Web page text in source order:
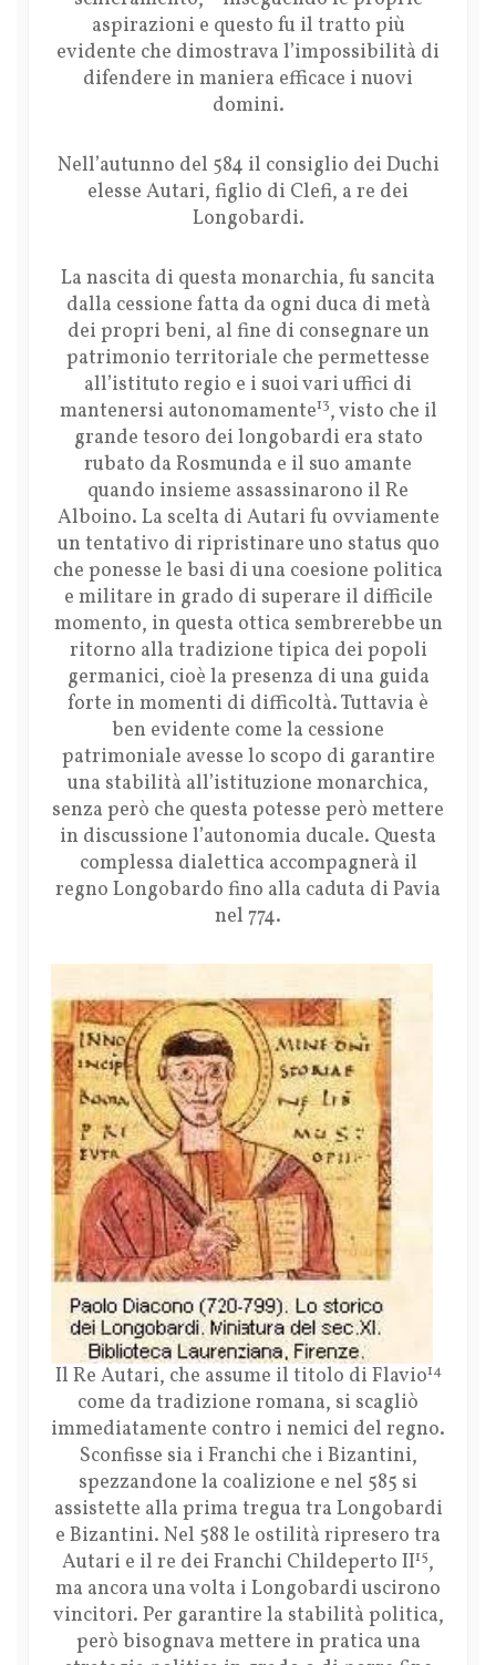
aspirazioni e questo fu il tratto più
evidente che dimostrava l’impossibilità di
difendere in maniera efficace i nuovi
domini.
Nell’autunno del 584 il consiglio dei Duchi
elesse Autari, figlio di Clefi, a re dei
Longobardi.
La nascita di questa monarchia, fu sancita
dalla cessione fatta da ogni duca di metà
dei propri beni, al fine di consegnare un
patrimonio territoriale che permettesse
all’istituto regio e i suoi vari uffici di
mantenersi autonomamente13, visto che il
grande tesoro dei longobardi era stato
rubato da Rosmunda e il suo amante
quando insieme assassinarono il Re
Alboino. La scelta di Autari fu ovviamente
un tentativo di ripristinare uno status quo
che ponesse le basi di una coesione politica
e militare in grado di superare il difficile
momento, in questa ottica sembrerebbe un
ritorno alla tradizione tipica dei popoli
germanici, cioè la presenza di una guida
forte in momenti di difficoltà. Tuttavia è
ben evidente come la cessione
patrimoniale avesse lo scopo di garantire
una stabilità all’istituzione monarchica,
senza però che questa potesse però mettere
in discussione l’autonomia ducale. Questa
complessa dialettica accompagnerà il
regno Longobardo fino alla caduta di Pavia
nel 774.
Il Re Autari, che assume il titolo di Flavio14
come da tradizione romana, si scagliò
immediatamente contro i nemici del regno.
Sconfisse sia i Franchi che i Bizantini,
spezzandone la coalizione e nel 585 si
assistette alla prima tregua tra Longobardi
e Bizantini. Nel 588 le ostilità ripresero tra
Autari e il re dei Franchi Childeperto II15,
ma ancora una volta i Longobardi uscirono
vincitori. Per garantire la stabilità politica,
però bisognava mettere in pratica una